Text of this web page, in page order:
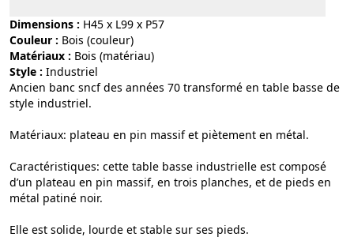
Dimensions : H45 x L99 x P57
Couleur :
bois (couleur)
Matériaux :
bois (matériau)
Style : industriel
Ancien banc sncf des années 70 transformé en table basse de
style industriel.
Matériaux: plateau en pin massif et piètement en métal.
Caractéristiques: cette table basse industrielle est composé
d’un plateau en pin massif, en trois planches, et de pieds en
métal patiné noir.
Elle est solide, lourde et stable sur ses pieds.